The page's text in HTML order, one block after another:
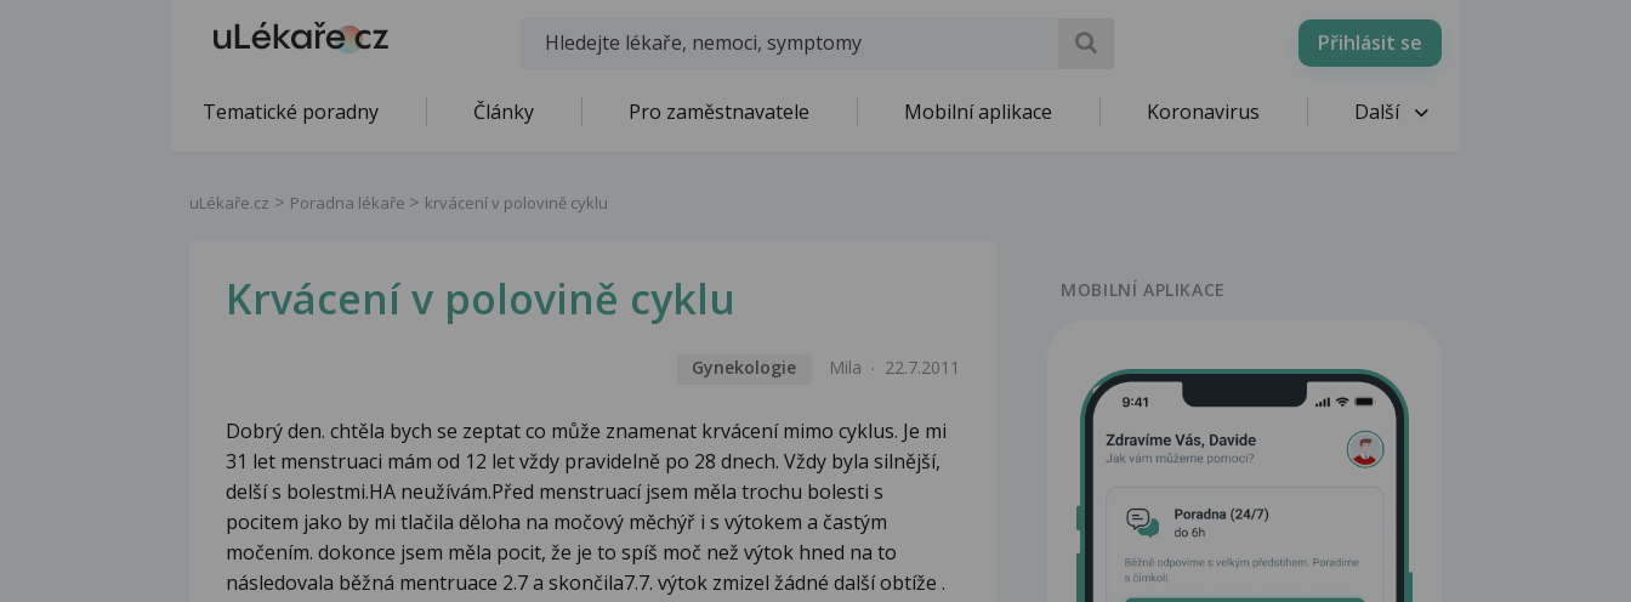
Přihlásit se
Tematické poradny Články Pro zaměstnavatele Mobilní aplikace Koronavirus Další
uLékaře.cz Poradna lékaře krvácení v polovině cyklu
Krvácení v polovině cyklu
Gynekologie Mila 22.7.2011
Dobrý den. chtěla bych se zeptat co může znamenat krvácení mimo cyklus. Je mi
31 let menstruaci mám od 12 let vždy pravidelně po 28 dnech. Vždy byla silnější,
delší s bolestmi.HA neužívám.Před menstruací jsem měla trochu bolesti s
pocitem jako by mi tlačila děloha na močový měchýř i s výtokem a častým
močením. dokonce jsem měla pocit, že je to spíš moč než výtok hned na to
následovala běžná mentruace 2.7 a skončila7.7. výtok zmizel žádné další obtíže .
MOBILNÍ APLIKACE